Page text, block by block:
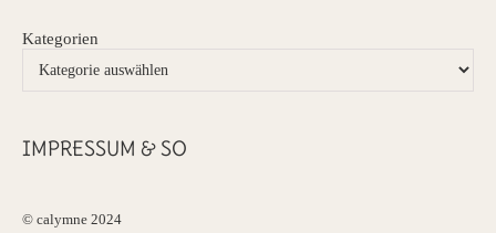
Kategorien
IMPRESSUM & SO
© calymne 2024